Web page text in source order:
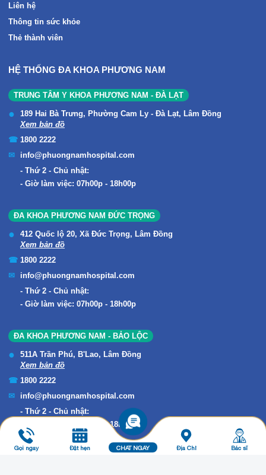
Liên hệ
Thông tin sức khỏe
Thẻ thành viên
HỆ THỐNG ĐA KHOA PHƯƠNG NAM
TRUNG TÂM Y KHOA PHƯƠNG NAM - ĐÀ LẠT
189 Hai Bà Trưng, Phường Cam Ly - Đà Lạt, Lâm Đồng
Xem bản đồ
1800 2222
info@phuongnamhospital.com
Thứ 2 - Chủ nhật:
Giờ làm việc: 07h00p - 18h00p
ĐA KHOA PHƯƠNG NAM ĐỨC TRỌNG
412 Quốc lộ 20, Xã Đức Trọng, Lâm Đồng
Xem bản đồ
1800 2222
info@phuongnamhospital.com
Thứ 2 - Chủ nhật:
Giờ làm việc: 07h00p - 18h00p
ĐA KHOA PHƯƠNG NAM - BẢO LỘC
511A Trần Phú, B'Lao, Lâm Đồng
Xem bản đồ
1800 2222
info@phuongnamhospital.com
Thứ 2 - Chủ nhật:
Giờ làm việc: 07h00p - 18h00p
Gọi ngay Đặt hẹn CHAT NGAY Địa Chỉ Bác sĩ